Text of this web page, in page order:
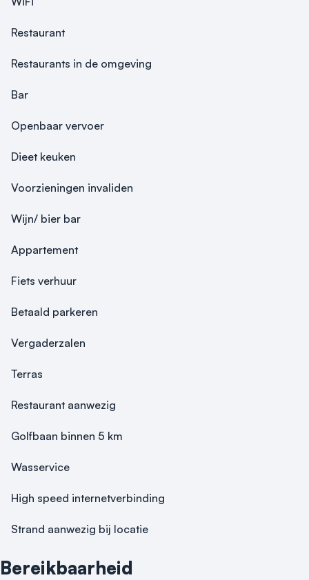
Restaurant
Restaurants in de omgeving
Bar
Openbaar vervoer
Dieet keuken
Voorzieningen invaliden
Wijn/ bier bar
Appartement
Fiets verhuur
Betaald parkeren
Vergaderzalen
Terras
Restaurant aanwezig
Golfbaan binnen 5 km
Wasservice
High speed internetverbinding
Strand aanwezig bij locatie
Bereikbaarheid